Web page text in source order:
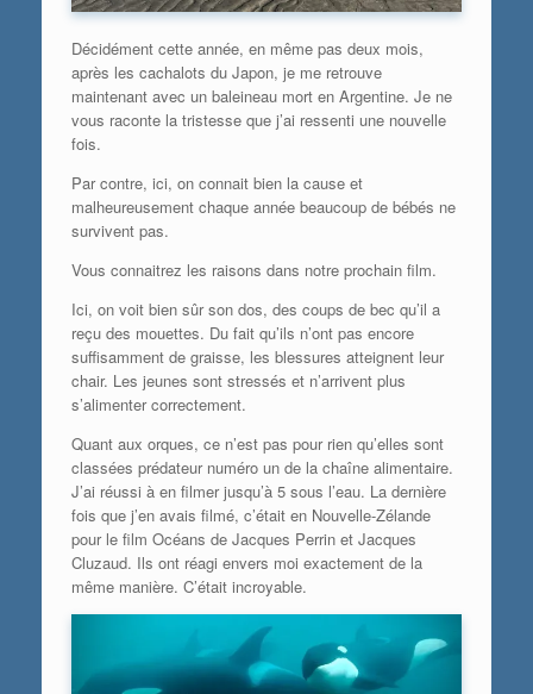
Décidément cette année, en même pas deux mois,
après les cachalots du Japon, je me retrouve
maintenant avec un baleineau mort en Argentine. Je ne
vous raconte la tristesse que j’ai ressenti une nouvelle
fois.
Par contre, ici, on connait bien la cause et
malheureusement chaque année beaucoup de bébés ne
survivent pas.
Vous connaitrez les raisons dans notre prochain film.
Ici, on voit bien sûr son dos, des coups de bec qu’il a
reçu des mouettes. Du fait qu’ils n’ont pas encore
suffisamment de graisse, les blessures atteignent leur
chair. Les jeunes sont stressés et n’arrivent plus
s’alimenter correctement.
Quant aux orques, ce n’est pas pour rien qu’elles sont
classées prédateur numéro un de la chaîne alimentaire.
J’ai réussi à en filmer jusqu’à 5 sous l’eau. La dernière
fois que j’en avais filmé, c’était en Nouvelle-Zélande
pour le film Océans de Jacques Perrin et Jacques
Cluzaud. Ils ont réagi envers moi exactement de la
même manière. C’était incroyable.